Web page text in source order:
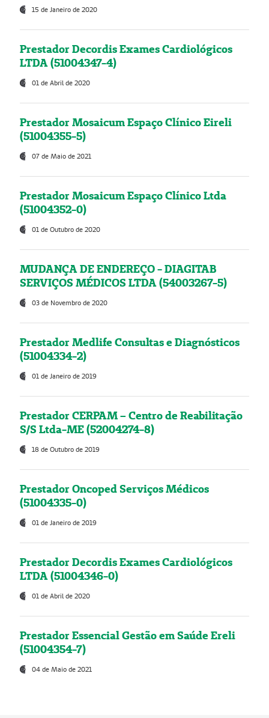
15 de Janeiro de 2020
Prestador Decordis Exames Cardiológicos
LTDA (51004347-4)
01 de Abril de 2020
Prestador Mosaicum Espaço Clínico Eireli
(51004355-5)
07 de Maio de 2021
Prestador Mosaicum Espaço Clínico Ltda
(51004352-0)
01 de Outubro de 2020
MUDANÇA DE ENDEREÇO - DIAGITAB
SERVIÇOS MÉDICOS LTDA (54003267-5)
03 de Novembro de 2020
Prestador Medlife Consultas e Diagnósticos
(51004334-2)
01 de Janeiro de 2019
Prestador CERPAM – Centro de Reabilitação
S/S Ltda-ME (52004274-8)
18 de Outubro de 2019
Prestador Oncoped Serviços Médicos
(51004335-0)
01 de Janeiro de 2019
Prestador Decordis Exames Cardiológicos
LTDA (51004346-0)
01 de Abril de 2020
Prestador Essencial Gestão em Saúde Ereli
(51004354-7)
04 de Maio de 2021